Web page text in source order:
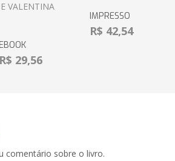
VALENTINA
EBOOK
R$ 29,56
IMPRESSO
R$ 42,54
comentário sobre o livro.